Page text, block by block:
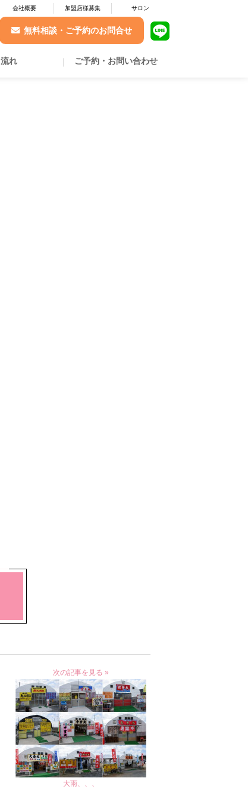
会社概要 加盟店様募集 サロン
無料相談・ご予約のお問合せ
流れ ご予約・お問い合わせ
次の記事を見る »
大雨、、、